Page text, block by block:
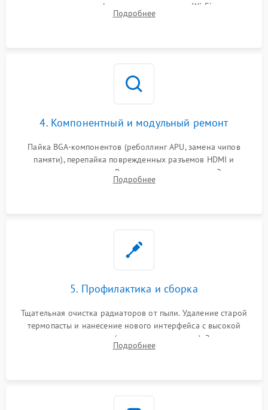
микросхем флеш-памяти и модуля Wi-Fi
Подробнее
4. Компонентный и модульный ремонт
Пайка BGA-компонентов (реболлинг APU, замена чипов
памяти), перепайка поврежденных разъемов HDMI и
контроллеров питания. Восстановление дорожек. Замена
неисправного жесткого диска, SSD или лазерной головки
Подробнее
5. Профилактика и сборка
Тщательная очистка радиаторов от пыли. Удаление старой
термопасты и нанесение нового интерфейса с высокой
теплопроводностью (или жидкого металла). Замена
термопрокладок. Аккуратная сборка консоли и подключение
Подробнее